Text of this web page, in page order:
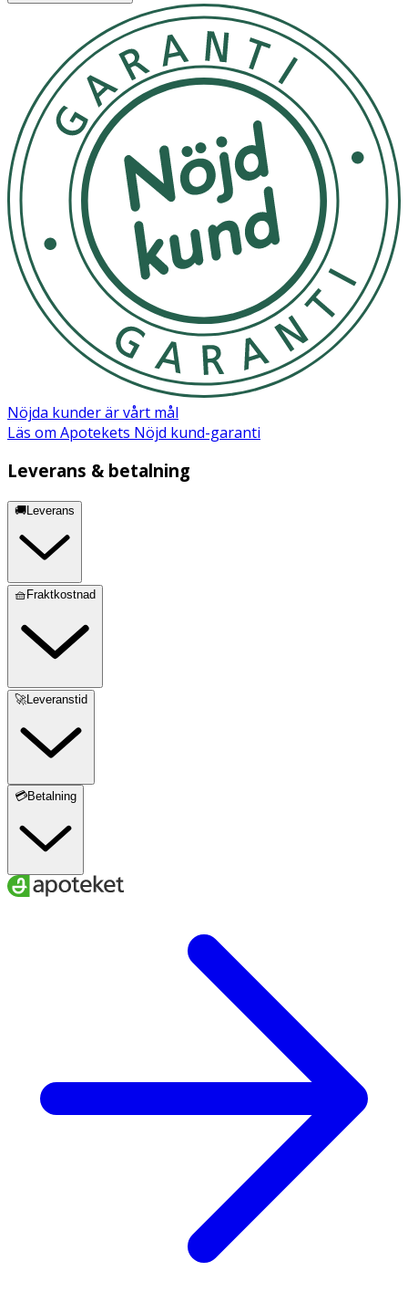
- Låt sitta ca 10 min och skölj av.
- Förvaras mörkt och svalt.
Innehåll
Aqua/Water/Eau, Glycerin, Citrus Limon (Lemon) Fruit
Water, Arginine, Citrus Aurantium Dulcis (Orange) Peel
Oil, Limnanthes Alba (Meadowfoam) Seed Oil, Tocopheryl
Acetate, Anthemis Nobilis Flower Extract, Argania
Spinosa Kernel Oil, Camellia Sinensis Leaf Extract,
Centella Asiatica Extract, Glycyrrhiza Glabra (Licorice)
Root Extract, Helianthus Annuus (Sunflower) Seed Oil,
Hippophae Rhamnoides Extract, Panax Ginseng Root
Extract, Polygonum Cuspidatum Root Extract, Rosa
Canina Fruit Oil, Caffeine, Melia Azadirachta Flower
Extract, Ocimum Sanctum Leaf Extract, Melia Azadirachta
Leaf Extract, Curcuma Longa (Turmeric) Root Extract,
Corallina Officinalis Extract, Ferulic Acid, Ascorbic Acid,
Tocopherol, Carbomer, Polyester-5, Caprylyl Glycol,
Ethylhexylglycerin, 1,2-Hexanediol, Polyglyceryl-10
Stearate, Canola/Canola Oil/Huile de Colza, Buteth-3,
Tributyl Citrate, Caprylhydroxamic Acid, Sodium
Benzotriazolyl Butylphenol Sulfonate, Phenoxyethanol,
Limonene.
Nöjda kunder är vårt mål
Läs om Apotekets Nöjd kund-garanti
Leverans & betalning
🚚Leverans
🧺Fraktkostnad
🚀Leveranstid
💳Betalning